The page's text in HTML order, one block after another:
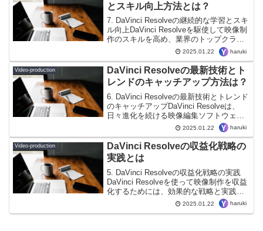
とスキル向上方法とは？
7. DaVinci Resolveの継続的な学習とスキ
ル向上DaVinci Resolveを駆使して映像制
作のスキルを高め、業界のトップクラス
のクリエイターになるためには、継続的
な学習とスキル向上が不可欠です。最新
のツールや技術を学び、よ...
2025.01.22 haruki
Video-production
DaVinci Resolveの最新技術とト
レンドのキャッチアップ方法は？
6. DaVinci Resolveの最新技術とトレンド
のキャッチアップDaVinci Resolveは、
日々進化を続ける映像編集ソフトウェア
であり、最新技術やトレンドをキャッチ
アップすることは、映像制作のクオリテ
ィ向上に不可欠です。新しい...
2025.01.22 haruki
Video-production
DaVinci Resolveの収益化戦略の
実践とは
5. DaVinci Resolveの収益化戦略の実践
DaVinci Resolveを使って映像制作を収益
化するためには、効果的な戦略と実践的
なアプローチが必要です。これらを実現
するために、ポートフォリオ作成、クラ
2025.01.22 haruki